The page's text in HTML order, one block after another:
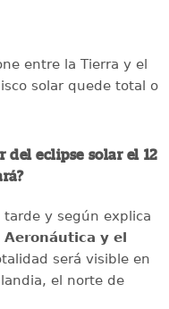
entre la Tierra y el
solar quede total o
del eclipse solar el 12
tarde y según explica
y el
será visible en
el norte de